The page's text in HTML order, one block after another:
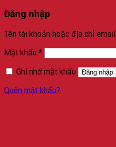
Đăng nhập
Tên tài khoản hoặc địa chỉ email
Mật khẩu *Bắt
buộc
Ghi nhớ mật khẩu
Đăng nhập
Quên mật khẩu?